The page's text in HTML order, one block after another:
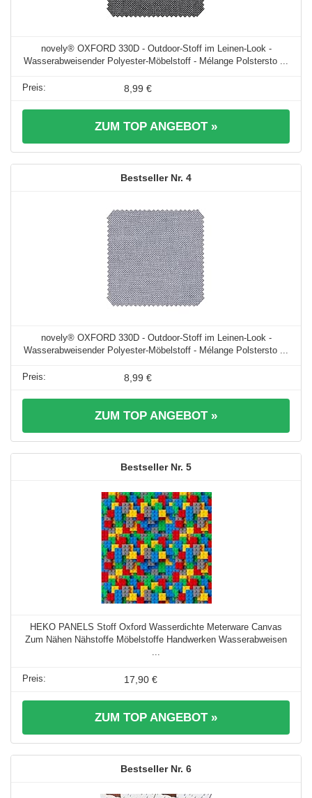
novely® OXFORD 330D - Outdoor-Stoff im Leinen-Look -
Wasserabweisender Polyester-Möbelstoff - Mélange Polstersto ...
8,99 €
ZUM TOP ANGEBOT »
4
novely® OXFORD 330D - Outdoor-Stoff im Leinen-Look -
Wasserabweisender Polyester-Möbelstoff - Mélange Polstersto ...
8,99 €
ZUM TOP ANGEBOT »
5
HEKO PANELS Stoff Oxford Wasserdichte Meterware Canvas
Zum Nähen Nähstoffe Möbelstoffe Handwerken Wasserabweisen
17,90 €
ZUM TOP ANGEBOT »
6